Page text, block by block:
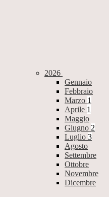
2026
Gennaio
Febbraio
Marzo 1
Aprile 1
Maggio
Giugno 2
Luglio 3
Agosto
Settembre
Ottobre
Novembre
Dicembre